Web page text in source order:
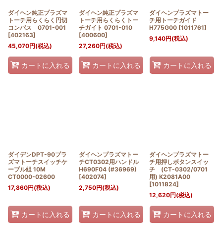
ダイヘン純正プラズマ
トーチ用らくらく円切
コンパス 0701-001
[402163]
45,070円(税込)
カートに入れる
ダイヘン純正プラズマ
トーチ用らくらくトー
チガイト 0701-010
[400600]
27,260円(税込)
カートに入れる
ダイヘンプラズマトー
チ用トーチガイド
H775G00 [1011761]
9,140円(税込)
カートに入れる
ダイデンDPT-90プラ
ズマトーチスイッチケ
ーブル組 10M
CT0000-02600
17,860円(税込)
カートに入れる
ダイヘンプラズマトー
チCT0302用ハンドル
H690F04 (#36969)
[402074]
2,750円(税込)
カートに入れる
ダイヘンプラズマトー
チ用押しボタンスイッ
チ (CT-0302/0701
用) K2081A00
[1011824]
12,620円(税込)
カートに入れる